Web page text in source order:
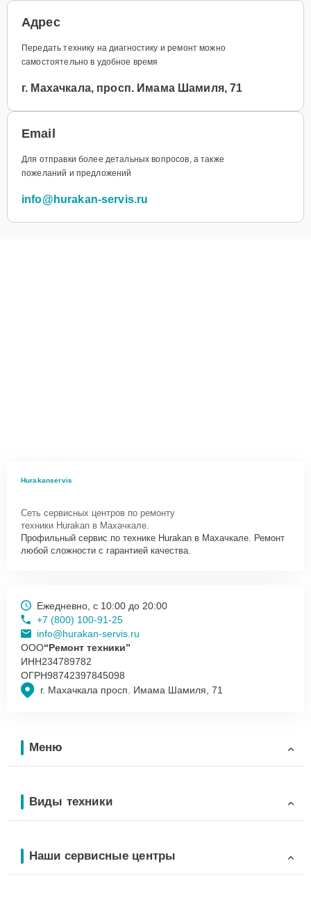
Адрес
Передать технику на диагностику и ремонт можно
самостоятельно в удобное время
г. Махачкала, просп. Имама Шамиля, 71
Email
Для отправки более детальных вопросов, а также
пожеланий и предложений
info@hurakan-servis.ru
Hurakanservis
Сеть сервисных центров по ремонту
техники Hurakan в Махачкале.
Профильный сервис по технике Hurakan в Махачкале. Ремонт
любой сложности с гарантией качества.
г. Махачкала просп. Имама Шамиля, 71
Ежедневно, с 10:00 до 20:00
+7 (800) 100-91-25
info@hurakan-servis.ru
ООО“Ремонт техники”
ИНН234789782
ОГРН98742397845098
Меню
Виды техники
Наши сервисные центры